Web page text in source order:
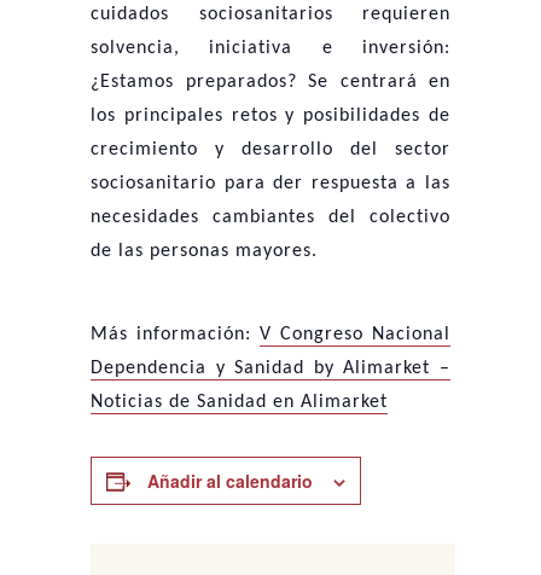
cuidados sociosanitarios requieren
solvencia, iniciativa e inversión:
¿Estamos preparados? Se centrará en
los principales retos y posibilidades de
crecimiento y desarrollo del sector
sociosanitario para der respuesta a las
necesidades cambiantes del colectivo
de las personas mayores.
Más información: V Congreso Nacional
Dependencia y Sanidad by Alimarket –
Noticias de Sanidad en Alimarket
Añadir al calendario